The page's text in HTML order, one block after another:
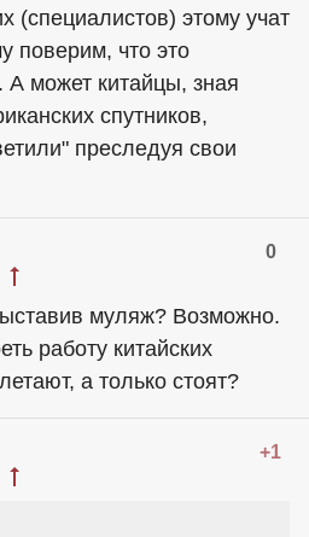
(специалистов) этому учат
поверим, что это
А может китайцы, зная
спутников,
преследуя свои
0
муляж? Возможно.
работу китайских
а только стоят?
+1